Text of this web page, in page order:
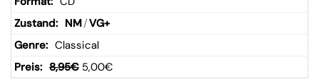
NM/VG+
Classical
8,95€ 5,00€